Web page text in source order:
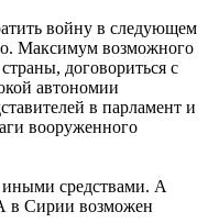
войну в следующем
Максимум возможного
договориться с
автономии
в парламент и
вооруженного
средствами. А
в Сирии возможен